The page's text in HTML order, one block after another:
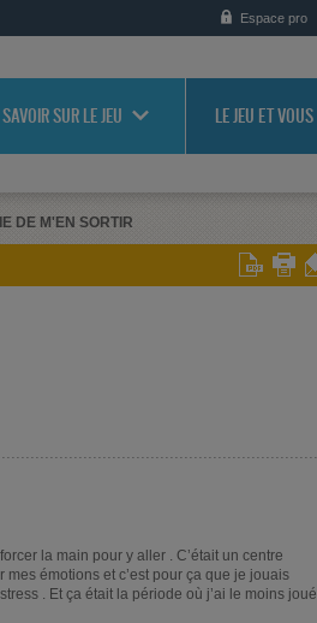
Espace pro
SUR LE JEU LE JEU ET VOUS
DE M'EN SORTIR
la main pour y aller . C’était un centre
émotions et c’est pour ça que je jouais
. Et ça était la période où j’ai le moins joué